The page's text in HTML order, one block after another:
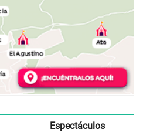
Espectáculos